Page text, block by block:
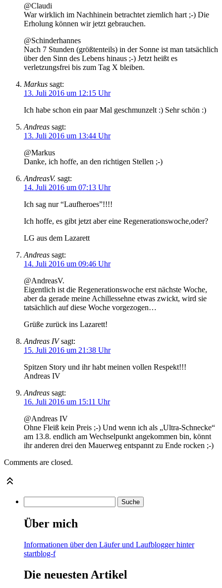
@Claudi
War wirklich im Nachhinein betrachtet ziemlich hart ;-) Die
Erholung können wir jetzt gebrauchen.
@Schinderhannes
Nach 7 Stunden (größtenteils) in der Sonne ist man tatsächlich
über den Sinn des Lebens hinaus ;-) Jetzt heißt es
verletzungsfrei bis zum Tag X bleiben.
Markus sagt:
13. Juli 2016 um 12:15 Uhr
Ich habe schon ein paar Mal geschmunzelt :) Sehr schön :)
Andreas sagt:
13. Juli 2016 um 13:44 Uhr
@Markus
Danke, ich hoffe, an den richtigen Stellen ;-)
AndreasV. sagt:
14. Juli 2016 um 07:13 Uhr
Ich sag nur “Laufheroes”!!!!
Ich hoffe, es gibt jetzt aber eine Regenerationswoche,oder?
LG aus dem Lazarett
Andreas sagt:
14. Juli 2016 um 09:46 Uhr
@AndreasV.
Eigentlich ist die Regenerationswoche erst nächste Woche,
aber da gerade meine Achillessehne etwas zwickt, wird sie
tatsächlich auf diese Woche vorgezogen…
Grüße zurück ins Lazarett!
Andreas IV sagt:
15. Juli 2016 um 21:38 Uhr
Spitzen Story und ihr habt meinen vollen Respekt!!!
Andreas IV
Andreas sagt:
16. Juli 2016 um 15:11 Uhr
@Andreas IV
Ohne Fleiß kein Preis ;-) Und wenn ich als „Ultra-Schnecke“
am 13.8. endlich am Wechselpunkt angekommen bin, könnt
ihr anderen drei den Mauerweg entspannt zu Ende rocken ;-)
Comments are closed.
Über mich
Informationen über den Läufer und Laufblogger hinter
startblog-f
Die neuesten Artikel